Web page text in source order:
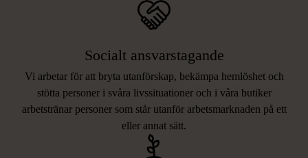
Socialt ansvarstagande
Vi arbetar för att bryta utanförskap, bekämpa hemlöshet och
stötta personer i svåra livssituationer och i våra butiker
arbetstränar personer som står utanför arbetsmarknaden på ett
eller annat sätt.